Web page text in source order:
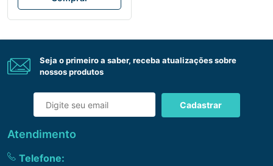
Seja o primeiro a saber, receba atualizações sobre
nossos produtos
Cadastrar
Atendimento
Telefone: